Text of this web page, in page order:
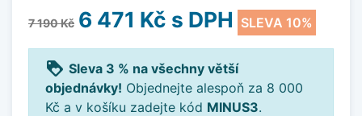
7 190 Kč 6 471 Kč s DPH SLEVA 10%
loyalty Sleva 3 % na všechny větší
objednávky! Objednejte alespoň za 8 000
Kč a v košíku zadejte kód MINUS3.